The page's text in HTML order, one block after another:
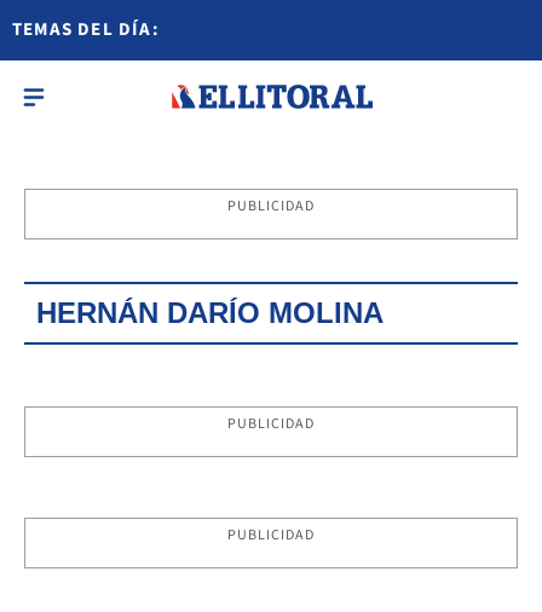
TEMAS DEL DÍA:
PUBLICIDAD
HERNÁN DARÍO MOLINA
PUBLICIDAD
PUBLICIDAD